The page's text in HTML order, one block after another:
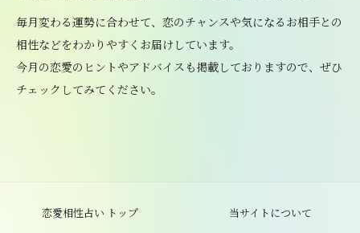
毎月変わる運勢に合わせて、恋のチャンスや気になるお相手との
相性などをわかりやすくお届けしています。
今月の恋愛のヒントやアドバイスも掲載しておりますので、ぜひ
チェックしてみてください。
恋愛相性占い トップ 当サイトについて